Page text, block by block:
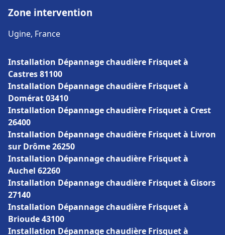
Zone intervention
Ugine, France
Installation Dépannage chaudière Frisquet à
Castres 81100
Installation Dépannage chaudière Frisquet à
Domérat 03410
Installation Dépannage chaudière Frisquet à Crest
26400
Installation Dépannage chaudière Frisquet à Livron
sur Drôme 26250
Installation Dépannage chaudière Frisquet à
Auchel 62260
Installation Dépannage chaudière Frisquet à Gisors
27140
Installation Dépannage chaudière Frisquet à
Brioude 43100
Installation Dépannage chaudière Frisquet à